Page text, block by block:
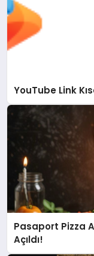
YouTube Link
Pasaport Pizza
Açıldı!